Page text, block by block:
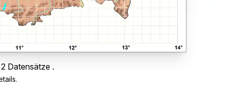
Datensätze .